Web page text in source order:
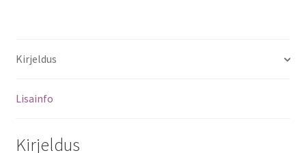
Kirjeldus
Lisainfo
Kirjeldus